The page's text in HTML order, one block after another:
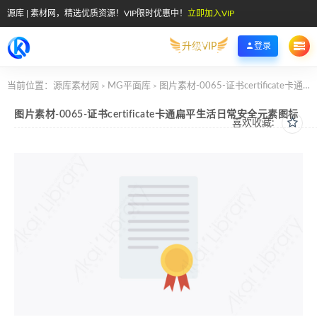
源库 | 素材网，精选优质资源！VIP限时优惠中！ 立即加入VIP
升级VIP 登录
当前位置： 源库素材网 > MG平面库 > 图片素材-0065-证书certificate卡通扁平生活日常安全元素图标
喜欢收藏:
图片素材-0065-证书certificate卡通扁平生活日常安全元素图标